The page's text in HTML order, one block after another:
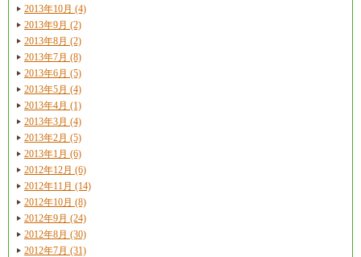
2013年10月 (4)
2013年9月 (2)
2013年8月 (2)
2013年7月 (8)
2013年6月 (5)
2013年5月 (4)
2013年4月 (1)
2013年3月 (4)
2013年2月 (5)
2013年1月 (6)
2012年12月 (6)
2012年11月 (14)
2012年10月 (8)
2012年9月 (24)
2012年8月 (30)
2012年7月 (31)